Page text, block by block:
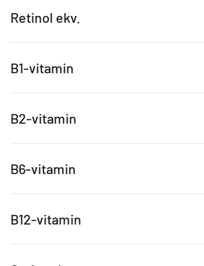
Retinol ekv.
B1-vitamin
B2-vitamin
B6-vitamin
B12-vitamin